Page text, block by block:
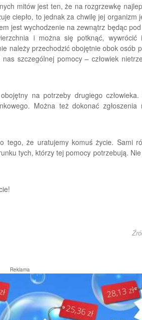
mitów jest ten, że na rozgrzewkę
ciepło, to jednak za chwilę jej organizm
jest wychodzenie na zewnątrz będąc pod
i można się potknąć,
należy przechodzić obojętnie obok osób
szczególnej pomocy – człowiek
na potrzeby drugiego człowieka.
Można też dokonać zgłoszenia
tego, że uratujemy komuś życie. Sami
tych, którzy tej pomocy potrzebują.
Reklama